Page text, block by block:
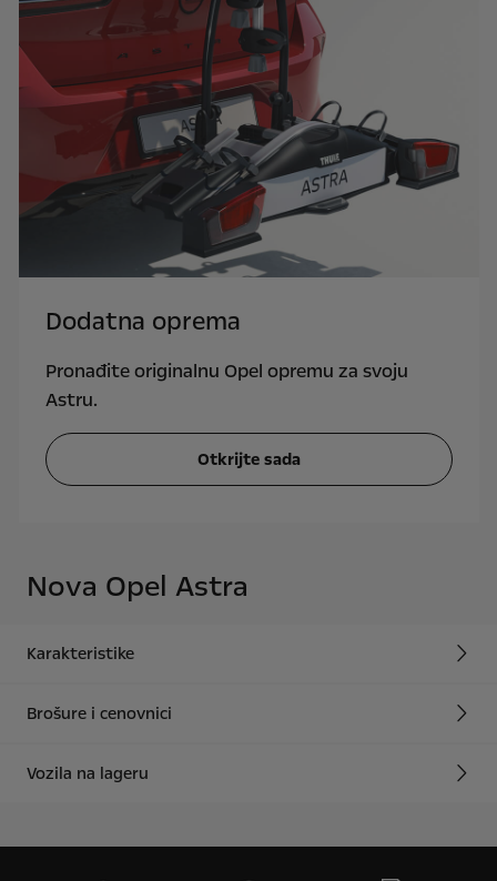
Dodatna oprema
Pronađite originalnu Opel opremu za svoju
Astru.
Otkrijte sada
Nova Opel Astra
Karakteristike
Brošure i cenovnici
Vozila na lageru